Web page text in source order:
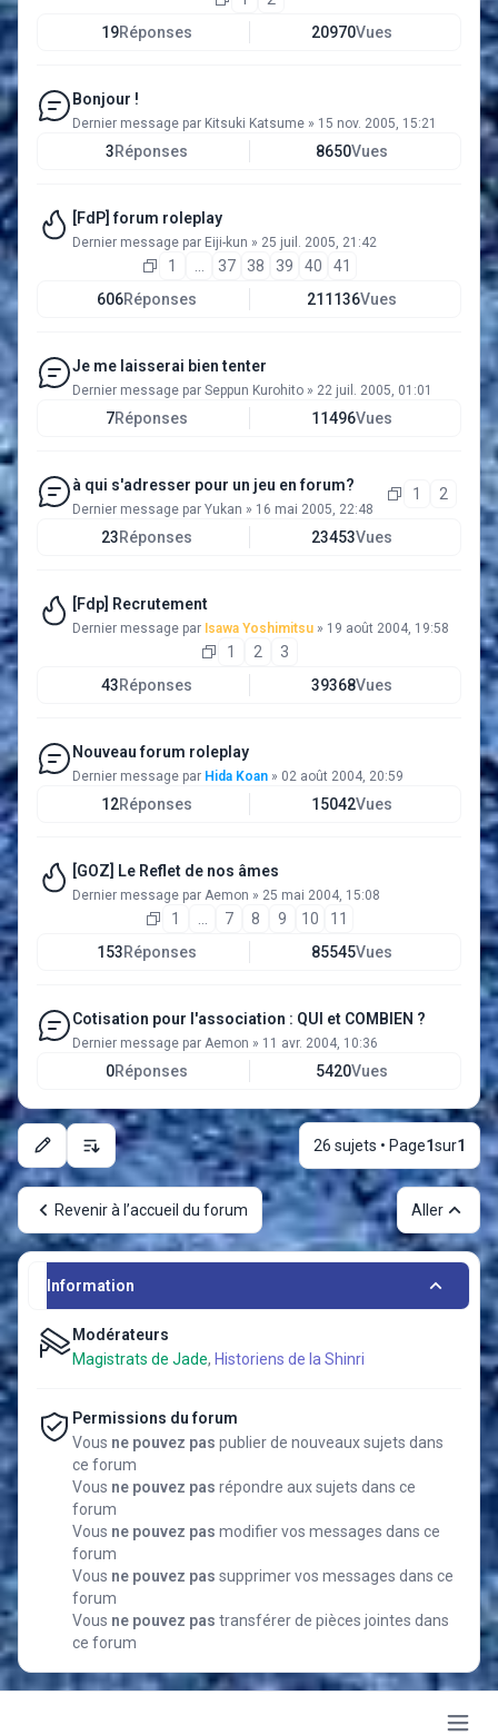
19Réponses 20970Vues
Bonjour !
Dernier message par Kitsuki Katsume » 15 nov. 2005, 15:21
3Réponses 8650Vues
[FdP] forum roleplay
Dernier message par Eiji-kun » 25 juil. 2005, 21:42
1 37 38 39 40
41
606Réponses 211136Vues
Je me laisserai bien tenter
Dernier message par Seppun Kurohito » 22 juil. 2005, 01:01
7Réponses 11496Vues
à qui s'adresser pour un jeu en forum?
Dernier message par Yukan » 16 mai 2005, 22:48
1 2
23Réponses 23453Vues
[Fdp] Recrutement
Dernier message par Isawa Yoshimitsu » 19 août 2004, 19:58
1 2
3
43Réponses 39368Vues
Nouveau forum roleplay
Dernier message par Hida Koan » 02 août 2004, 20:59
12Réponses 15042Vues
[GOZ] Le Reflet de nos âmes
Dernier message par Aemon » 25 mai 2004, 15:08
1 7 8 9 10
11
153Réponses 85545Vues
Cotisation pour l'association : QUI et COMBIEN ?
Dernier message par Aemon » 11 avr. 2004, 10:36
0Réponses 5420Vues
Options d’affichage et de tri
26 sujets • Page1sur1
Revenir à l’accueil du forum Aller
Information
Modérateurs
Magistrats de Jade, Historiens de la Shinri
Permissions du forum
Vous ne pouvez pas publier de nouveaux sujets dans
ce forum
Vous ne pouvez pas répondre aux sujets dans ce
forum
Vous ne pouvez pas modifier vos messages dans ce
forum
Vous ne pouvez pas supprimer vos messages dans ce
forum
Vous ne pouvez pas transférer de pièces jointes dans
ce forum